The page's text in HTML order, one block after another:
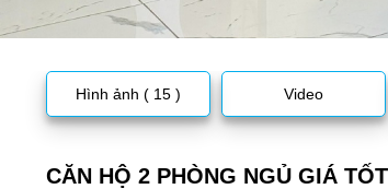
Hình ảnh ( 15 ) Video
CĂN HỘ 2 PHÒNG NGỦ GIÁ